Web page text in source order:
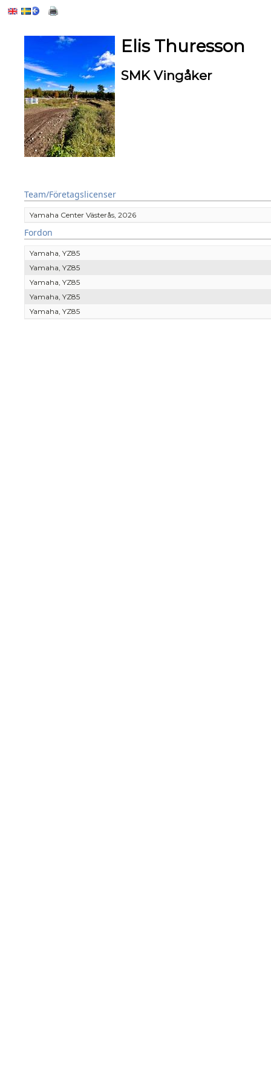
Elis Thuresson
SMK Vingåker
Team/Företagslicenser
Yamaha Center Västerås, 2026
Fordon
Yamaha, YZ85
Yamaha, YZ85
Yamaha, YZ85
Yamaha, YZ85
Yamaha, YZ85